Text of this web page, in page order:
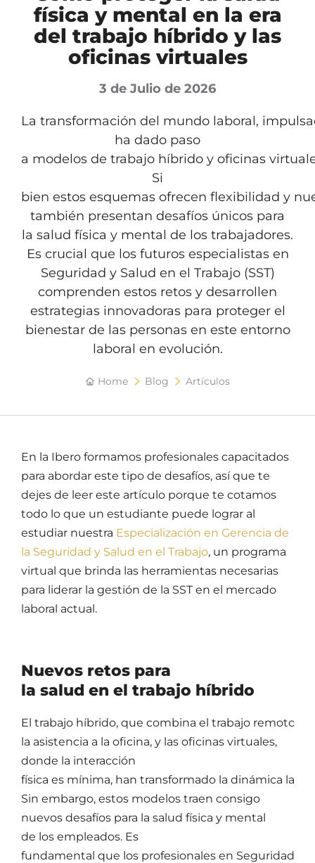
física y mental en la era
del trabajo híbrido y las
oficinas virtuales
3 de Julio de 2026
La transformación del mundo laboral,
ha dado paso
a modelos de trabajo híbrido y oficinas
Si
bien estos esquemas ofrecen flexibilidad y
también presentan desafíos únicos para
la salud física y mental de los trabajadores.
Es crucial que los futuros especialistas en
Seguridad y Salud en el Trabajo (SST)
comprenden estos retos y desarrollen
estrategias innovadoras para proteger el
bienestar de las personas en este entorno
laboral en evolución.
Home Blog Artículos
En la Ibero formamos profesionales capacitados
para abordar este tipo de desafíos, así que te
dejes de leer este artículo porque te cotamos
todo lo que un estudiante puede lograr al
estudiar nuestra Especialización en Gerencia de
la Seguridad y Salud en el Trabajo, un programa
virtual que brinda las herramientas necesarias
para liderar la gestión de la SST en el mercado
laboral actual.
Nuevos retos para
la salud en el trabajo híbrido
El trabajo híbrido, que combina el trabajo remoto
la asistencia a la oficina, y las oficinas virtuales,
donde la interacción
física es mínima, han transformado la dinámica
Sin embargo, estos modelos traen consigo
nuevos desafíos para la salud física y mental
de los empleados. Es
fundamental que los profesionales en Seguridad y